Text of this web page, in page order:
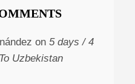
on 5 days / 4
Uzbekistan